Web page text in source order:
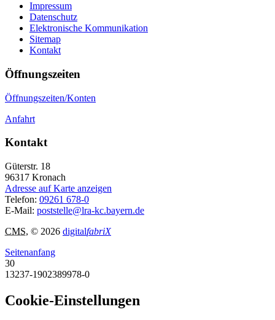
Impressum
Datenschutz
Elektronische Kommunikation
Sitemap
Kontakt
Öffnungszeiten
Öffnungszeiten/Konten
Anfahrt
Kontakt
Güterstr. 18
96317 Kronach
Adresse auf Karte anzeigen
Telefon: 09261 678-0
E-Mail: poststelle@lra-kc.bayern.de
CMS, © 2026 digitalfabriX
Seitenanfang
30
13237-1902389978-0
Cookie-Einstellungen